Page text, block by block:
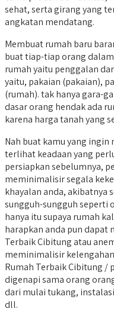
sehat, serta girang yang
angkatan mendatang.
Membuat rumah baru
buat tiap-tiap orang
rumah yaitu penggalan
yaitu, pakaian (pakaian),
(rumah). tak hanya gara-
dasar orang hendak ada
karena harga tanah yang
Nah buat kamu yang
terlihat keadaan yang
persiapkan sebelumnya,
meminimalisir segala
khayalan anda, akibatnya
sungguh-sungguh seperti
hanya itu supaya rumah
harapkan anda pun dapat
Terbaik Cibitung atau
meminimalisir
Rumah Terbaik Cibitung /
digenapi sama orang
dari mulai tukang,
dll.